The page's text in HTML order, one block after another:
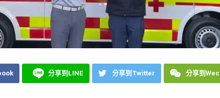
分享到LINE 分享到Twitter 分享到